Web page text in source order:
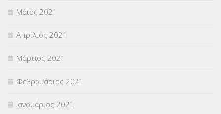
Μάιος 2021
Απρίλιος 2021
Μάρτιος 2021
Φεβρουάριος 2021
Ιανουάριος 2021